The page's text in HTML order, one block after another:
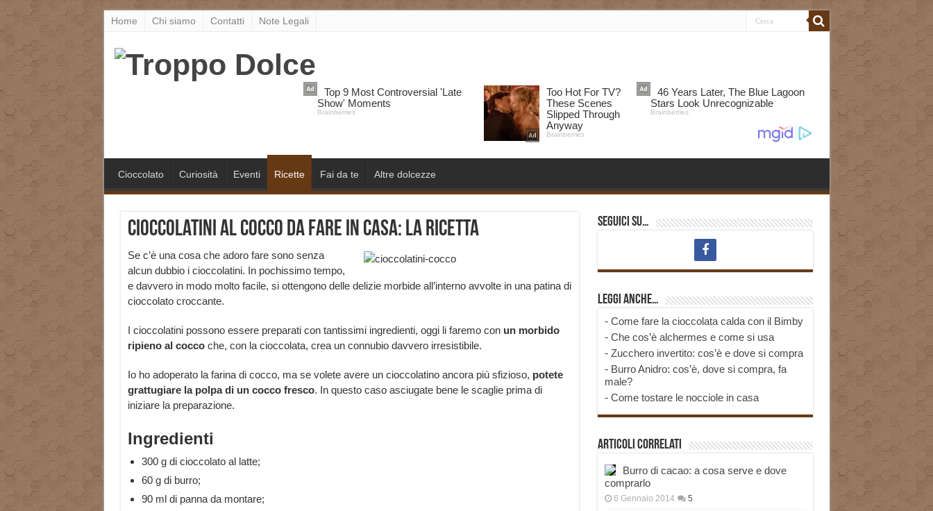
Home Chi siamo Contatti Note Legali
Cioccolato Curiosità Eventi Ricette Fai da te Altre dolcezze
Cioccolatini al cocco da fare in casa: la ricetta
Se c’è una cosa che adoro fare sono senza
alcun dubbio i cioccolatini. In pochissimo tempo,
e davvero in modo molto facile, si ottengono delle delizie morbide all’interno avvolte in una patina di
cioccolato croccante.
I cioccolatini possono essere preparati con tantissimi ingredienti, oggi li faremo con un morbido
ripieno al coccoche, con la cioccolata, crea un connubio davvero irresistibile.
Io ho adoperato la farina di cocco, ma se volete avere un cioccolatino ancora più sfizioso, potete
grattugiare la polpa di un cocco fresco. In questo caso asciugate bene le scaglie prima di
iniziare la preparazione.
Ingredienti
300 g di cioccolato al latte;
60 g di burro;
90 ml di panna da montare;
Seguici su…
Leggi anche…
- Come fare la cioccolata calda con il Bimby
- Che cos’è alchermes e come si usa
- Zucchero invertito: cos’è e dove si compra
- Burro Anidro: cos’è, dove si compra, fa
male?
- Come tostare le nocciole in casa
Articoli correlati
Burro di cacao: a cosa serve e dove
comprarlo
6 Gennaio 2014 5